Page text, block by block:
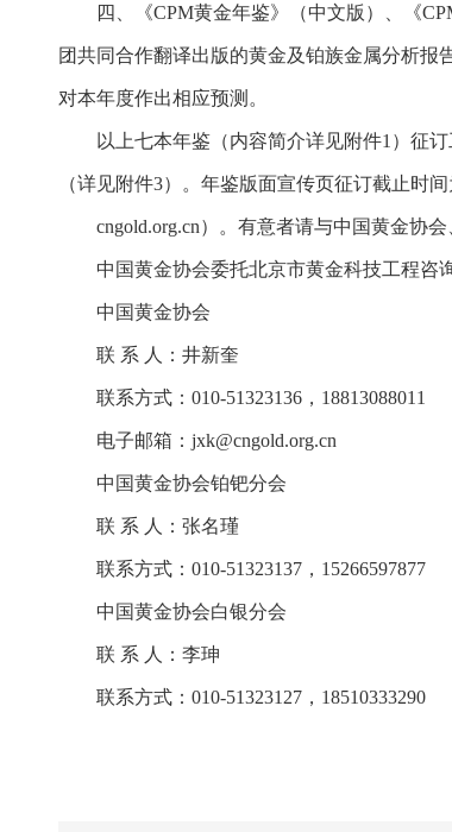
四、《CPM黄金年鉴》（中文版）、《
团共同合作翻译出版的黄金及铂族金属分析
对本年度作出相应预测。
以上七本年鉴（内容简介详见附件1）征
（详见附件3）。年鉴版面宣传页征订截止时
cngold.org.cn）。有意者请与中国黄金协
中国黄金协会委托北京市黄金科技工程咨
中国黄金协会
联 系 人：井新奎
联系方式：010-51323136，18813088011
电子邮箱：jxk@cngold.org.cn
中国黄金协会铂钯分会
联 系 人：张名瑾
联系方式：010-51323137，15266597877
中国黄金协会白银分会
联 系 人：李珅
联系方式：010-51323127，18510333290